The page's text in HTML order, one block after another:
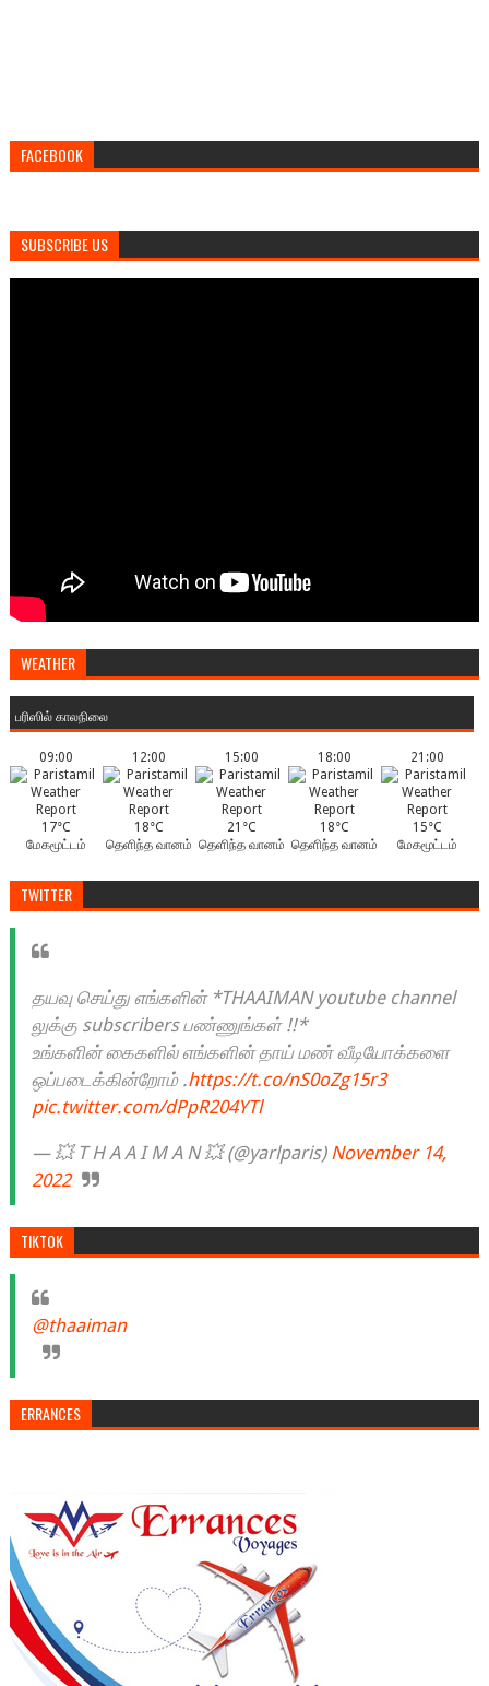
FACEBOOK
SUBSCRIBE US
WEATHER
பரிஸில் காலநிலை
09:00
17°C
மேகமூட்டம்
12:00
18°C
தெளிந்த வானம்
15:00
21°C
தெளிந்த வானம்
18:00
18°C
தெளிந்த வானம்
21:00
15°C
மேகமூட்டம்
TWITTER
தயவு செய்து எங்களின் *THAAIMAN youtube channel
லுக்கு subscribers பண்ணுங்கள் !!*
உங்களின் கைகளில் எங்களின் தாய் மண் வீடியோக்களை
ஒப்படைக்கின்றோம் .https://t.co/nS0oZg15r3
pic.twitter.com/dPpR204YTl
— 💥 T H A A I M A N 💥 (@yarlparis) November 14,
2022
TIKTOK
@thaaiman
ERRANCES